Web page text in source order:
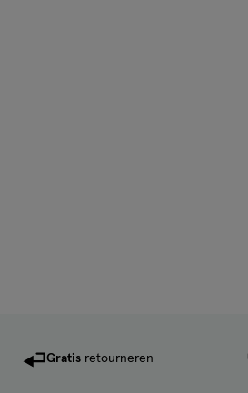
Gratis retourneren